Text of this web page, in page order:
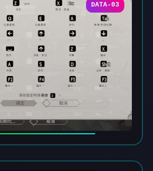
DATA-03